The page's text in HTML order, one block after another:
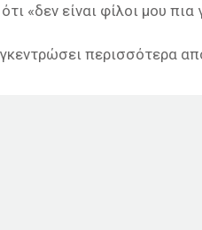
«δεν είναι φίλοι μου πια
περισσότερα